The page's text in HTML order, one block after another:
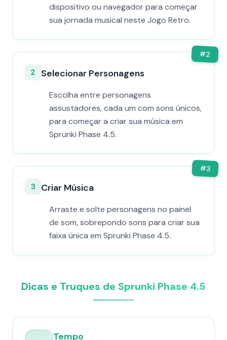
dispositivo ou navegador para começar
sua jornada musical neste Jogo Retro.
#2
2 Selecionar Personagens
Escolha entre personagens
assustadores, cada um com sons únicos,
para começar a criar sua música em
Sprunki Phase 4.5.
#3
3 Criar Música
Arraste e solte personagens no painel
de som, sobrepondo sons para criar sua
faixa única em Sprunki Phase 4.5.
Dicas e Truques de Sprunki Phase 4.5
Tempo